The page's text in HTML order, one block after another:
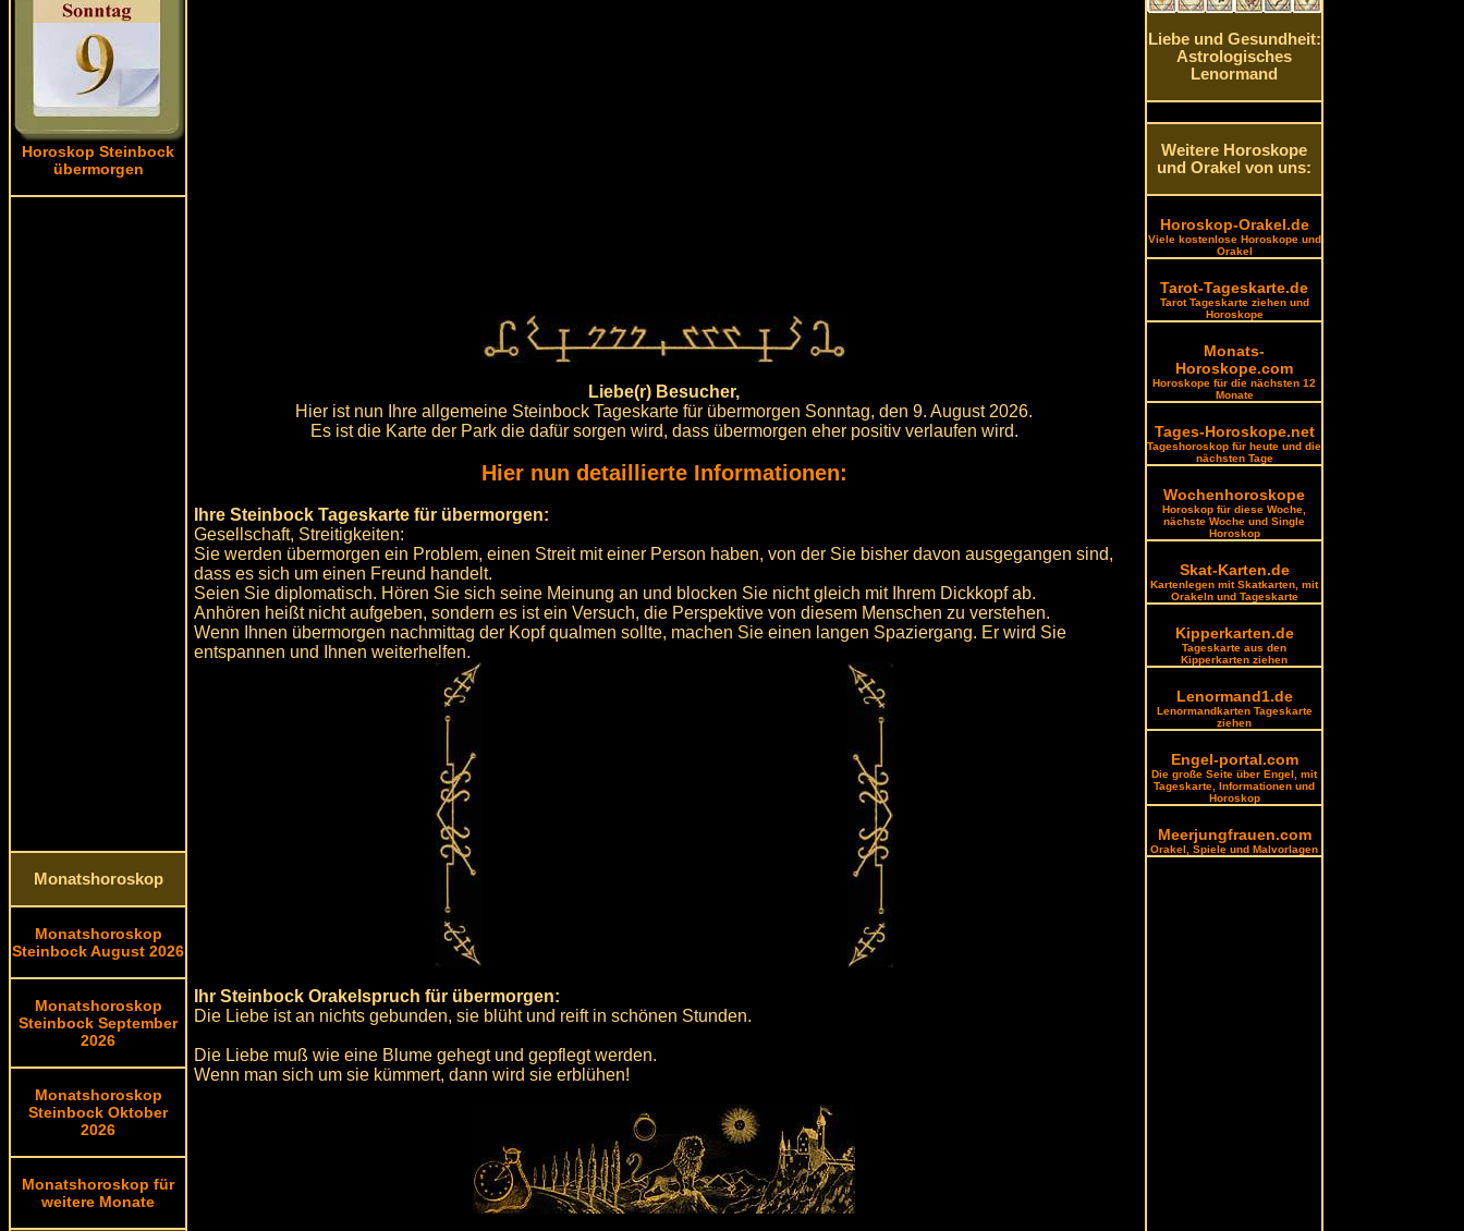
Horoskop Steinbock
übermorgen
Monatshoroskop
Monatshoroskop
Steinbock August 2026
Monatshoroskop
Steinbock September
2026
Monatshoroskop
Steinbock Oktober
2026
Monatshoroskop für
weitere Monate
Liebe(r) Besucher,
Hier ist nun Ihre allgemeine Steinbock Tageskarte für übermorgen Sonntag, den 9. August 2026.
Es ist die Karte der Park die dafür sorgen wird, dass übermorgen eher positiv verlaufen wird.
Hier nun detaillierte Informationen:
Ihre Steinbock Tageskarte für übermorgen:
Gesellschaft, Streitigkeiten:
Sie werden übermorgen ein Problem, einen Streit mit einer Person haben, von der Sie bisher davon ausgegangen sind,
dass es sich um einen Freund handelt.
Seien Sie diplomatisch. Hören Sie sich seine Meinung an und blocken Sie nicht gleich mit Ihrem Dickkopf ab.
Anhören heißt nicht aufgeben, sondern es ist ein Versuch, die Perspektive von diesem Menschen zu verstehen.
Wenn Ihnen übermorgen nachmittag der Kopf qualmen sollte, machen Sie einen langen Spaziergang. Er wird Sie
entspannen und Ihnen weiterhelfen.
Ihr Steinbock Orakelspruch für übermorgen:
Die Liebe ist an nichts gebunden, sie blüht und reift in schönen Stunden.
Die Liebe muß wie eine Blume gehegt und gepflegt werden.
Wenn man sich um sie kümmert, dann wird sie erblühen!
Liebe und Gesundheit:
Astrologisches
Lenormand
Weitere Horoskope
und Orakel von uns:
Horoskop-Orakel.de
Viele kostenlose Horoskope und
Orakel
Tarot-Tageskarte.de
Tarot Tageskarte ziehen und
Horoskope
Monats-
Horoskope.com
Horoskope für die nächsten 12
Monate
Tages-Horoskope.net
Tageshoroskop für heute und die
nächsten Tage
Wochenhoroskope
Horoskop für diese Woche,
nächste Woche und Single
Horoskop
Skat-Karten.de
Kartenlegen mit Skatkarten, mit
Orakeln und Tageskarte
Kipperkarten.de
Tageskarte aus den
Kipperkarten ziehen
Lenormand1.de
Lenormandkarten Tageskarte
ziehen
Engel-portal.com
Die große Seite über Engel, mit
Tageskarte, Informationen und
Horoskop
Meerjungfrauen.com
Orakel, Spiele und Malvorlagen